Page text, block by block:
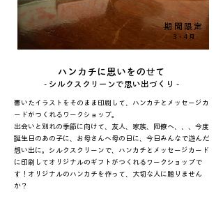
期間限定
3・4月
ハンカチに思いをのせて
- シルクスクリーンで思い出づくり -
書いたイラストをそのまま印刷して、ハンカチとメッセージカ
ードがつくれるワークショップ。
出会いと別れの季節に向けて、友人、家族、同僚へ、、、今度
誕生日のあの子に、お母さんへ母の日に、今日みんなで遊んだ
想い出に。シルクスクリーンで、ハンカチとメッセージカード
に印刷してオリジナルのギフトがつくれるワークショップで
す！オリジナルのハンカチを作って、大切な人に贈りません
か？